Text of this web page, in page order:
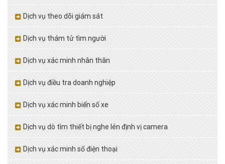
Dịch vụ theo dõi giám sát
Dịch vụ thám tử tìm người
Dịch vụ xác minh nhân thân
Dịch vụ điều tra doanh nghiệp
Dịch vụ xác minh biển số xe
Dịch vụ dò tìm thiết bị nghe lén định vị camera
Dịch vụ xác minh số điện thoại